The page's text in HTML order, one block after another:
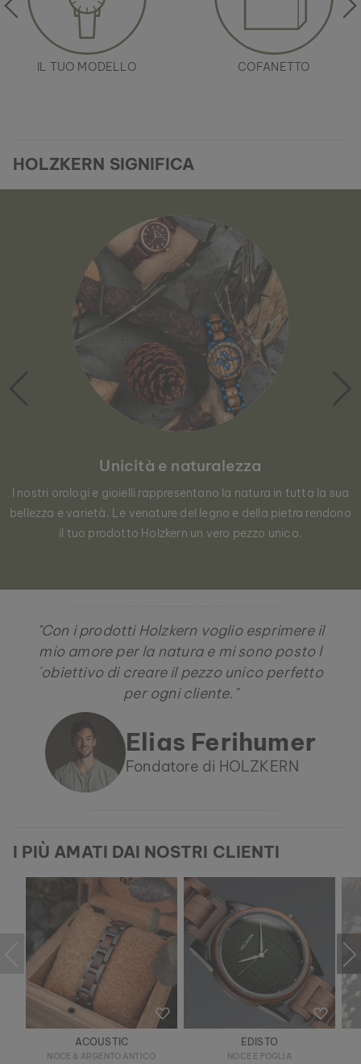
IL TUO MODELLO COFANETTO
HOLZKERN SIGNIFICA
Unicità e naturalezza
I nostri orologi e gioielli rappresentano la natura in tutta la sua
bellezza e varietà. Le venature del legno e della pietra rendono
il tuo prodotto Holzkern un vero pezzo unico.
"Con i prodotti Holzkern voglio esprimere il
mio amore per la natura e mi sono posto l
´obiettivo di creare il pezzo unico perfetto
per ogni cliente."
Elias Ferihumer
Fondatore di HOLZKERN
I PIÙ AMATI DAI NOSTRI CLIENTI
ACOUSTIC
NOCE & ARGENTO ANTICO
EDISTO
NOCE E FOGLIA